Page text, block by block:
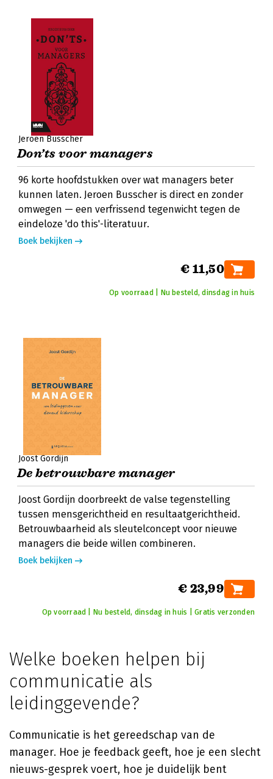
Jeroen Busscher
Don’ts voor managers
96 korte hoofdstukken over wat managers beter
kunnen laten. Jeroen Busscher is direct en zonder
omwegen — een verfrissend tegenwicht tegen de
eindeloze 'do this'-literatuur.
Boek bekijken
€ 11,50
Op voorraad | Nu besteld, dinsdag in huis
Joost Gordijn
De betrouwbare manager
Joost Gordijn doorbreekt de valse tegenstelling
tussen mensgerichtheid en resultaatgerichtheid.
Betrouwbaarheid als sleutelconcept voor nieuwe
managers die beide willen combineren.
Boek bekijken
€ 23,99
Op voorraad | Nu besteld, dinsdag in huis | Gratis verzonden
Welke boeken helpen bij
communicatie als
leidinggevende?
Communicatie is het gereedschap van de
manager. Hoe je feedback geeft, hoe je een slecht
nieuws-gesprek voert, hoe je duidelijk bent